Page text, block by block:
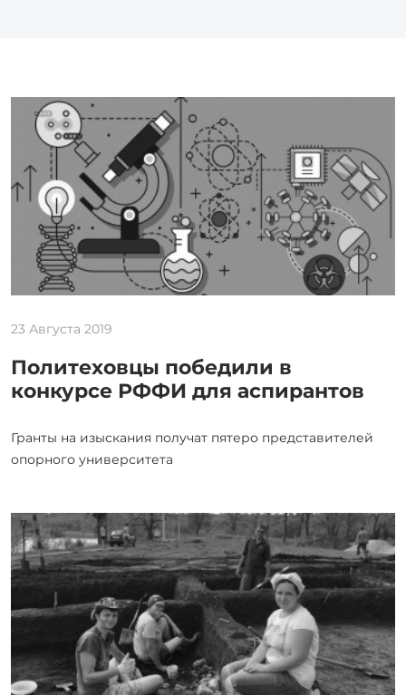
23 Августа 2019
Политеховцы победили в
конкурсе РФФИ для аспирантов
Гранты на изыскания получат пятеро представителей
опорного университета